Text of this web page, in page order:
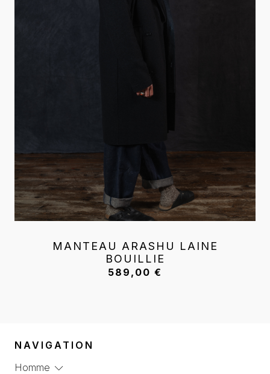
MANTEAU ARASHU LAINE
BOUILLIE
589,00 €
NAVIGATION
Homme